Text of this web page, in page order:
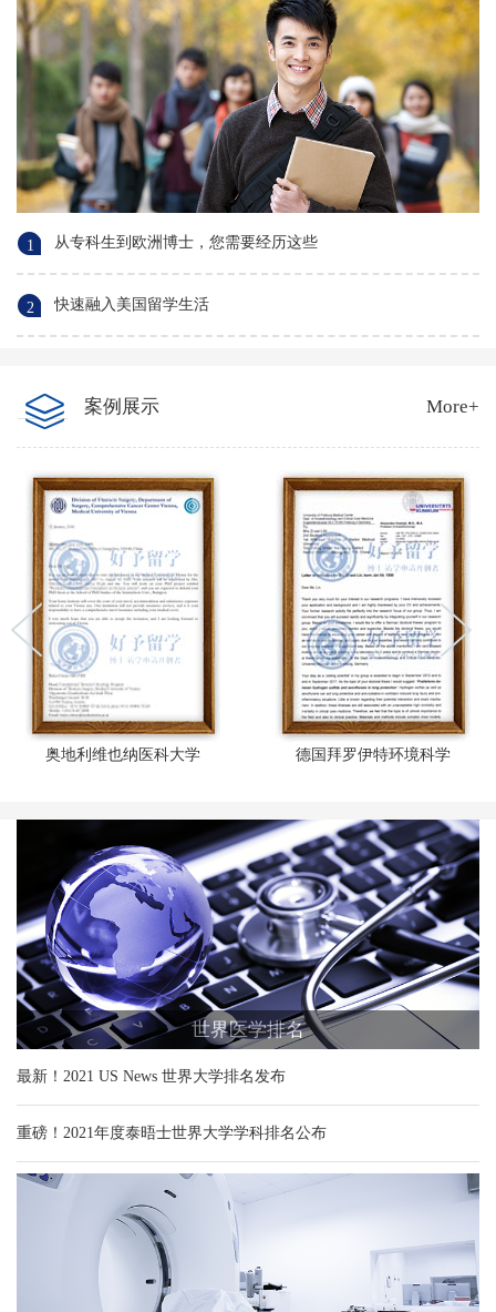
1 从专科生到欧洲博士，您需要经历这些
2 快速融入美国留学生活
案例展示 More+
奥地利维也纳医科大学 德国拜罗伊特环境科学
世界医学排名
最新！2021 US News 世界大学排名发布
重磅！2021年度泰晤士世界大学学科排名公布